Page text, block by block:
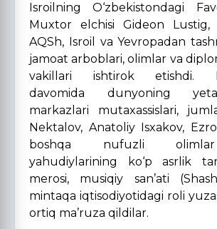
Isroilning O‘zbekistondagi
Muxtor elchisi Gideon Lustig,
AQSh, Isroil va Yevropadan
jamoat arboblari, olimlar va
vakillari ishtirok etishdi.
davomida dunyoning
markazlari mutaxassislari,
Nektalov, Anatoliy Isxakov,
boshqa nufuzli
yahudiylarining ko‘p asrlik
merosi, musiqiy san’ati
mintaqa iqtisodiyotidagi roli
ortiq ma’ruza qildilar.